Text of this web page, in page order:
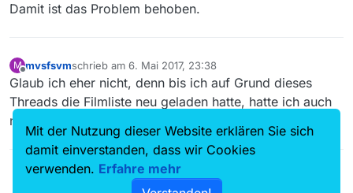
Damit ist das Problem behoben.
M
Offline
mvsfsvmschrieb am 6. Mai 2017, 23:38
zuletzt editiert von
Glaub ich eher nicht, denn bis ich auf Grund dieses
Threads die Filmliste neu geladen hatte, hatte ich auch
nur die Vorschau auf die Sendung in der Liste.
Mit der Nutzung dieser Website erklären Sie sich
damit einverstanden, dass wir Cookies
verwenden. Erfahre mehr